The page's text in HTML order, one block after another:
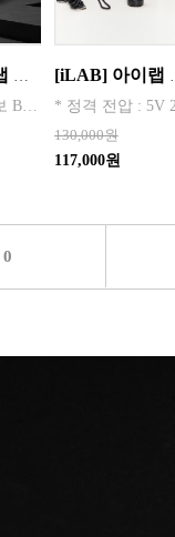
130,000원
117,000원
0